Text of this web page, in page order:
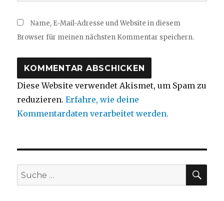
Name, E-Mail-Adresse und Website in diesem
Browser für meinen nächsten Kommentar speichern.
Diese Website verwendet Akismet, um Spam zu
reduzieren.Erfahre, wie deine
Kommentardaten verarbeitet werden.
Suche
nach: